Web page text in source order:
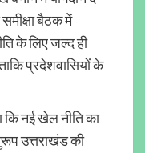
बैठक में
के लिए जल्द ही
प्रदेशवासियों के
नई खेल नीति का
उत्तराखंड की